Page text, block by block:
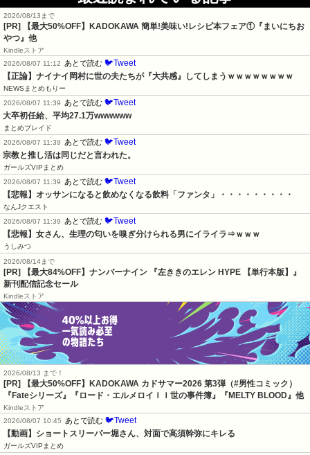
2026/08/13まで
[PR] 【最大50%OFF】KADOKAWA 簡単!美味い!レシピ本フェア①『まいにちお
やつ』他
Kindleストア
2026/08/07 11:12
あとで読む 🐦Tweet
【正論】ナイナイ岡村に世の夫たちが『大共感』してしまうｗｗｗｗｗｗｗｗ
NEWSまとめもりー
2026/08/07 11:39
あとで読む 🐦Tweet
大卒初任給、平均27.1万wwwwww
まとめブレイド
2026/08/07 11:39
あとで読む 🐦Tweet
宗教と推し活は同じだと言われた。
ガールズVIPまとめ
2026/08/07 11:39
あとで読む 🐦Tweet
【悲報】オッサンになると飲めなくなる飲料「ファンタ」・・・・・・・・・
なんJクエスト
2026/08/07 11:39
あとで読む 🐦Tweet
【悲報】女さん、生理の匂いを嗅ぎ分けられる男にイライラ⇒ｗｗｗ
うしみつ
2026/08/14まで
[PR] 【最大84%OFF】ナンバーナイン 『左ききのエレン HYPE 【単行本版】』
新刊配信記念セール
Kindleストア
2026/08/13 まで！
[PR]
【最大50%OFF】KADOKAWA カドサマー2026 第3弾（#男性コミック）
『Fateシリーズ』『ロード・エルメロイＩＩ世の事件簿』『MELTY BLOOD』他
Kindleストア
2026/08/07 10:45
あとで読む 🐦Tweet
【動画】ショートスリーパー堀さん、対面で高須幹弥にキレる
ガールズVIPまとめ